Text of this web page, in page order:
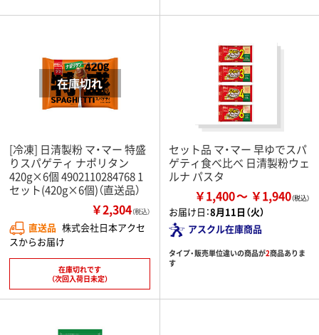
[冷凍] 日清製粉 マ・マー 特盛
りスパゲティ ナポリタン
420g×6個 4902110284768 1
セット(420g×6個)（直送品）
￥2,304（税込）
直送品 株式会社日本アクセ
スからお届け
在庫切れです
（次回入荷日未定）
セット品 マ・マー 早ゆでスパ
ゲティ食べ比べ 日清製粉ウェ
ルナ パスタ
￥1,400 ￥1,940
お届け日：8月11日（火）
アスクル在庫商品
タイプ・販売単位違いの商品が2商品ありま
す